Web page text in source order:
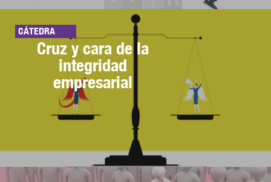
CÁTEDRA
Cruz y cara de la
integridad
empresarial